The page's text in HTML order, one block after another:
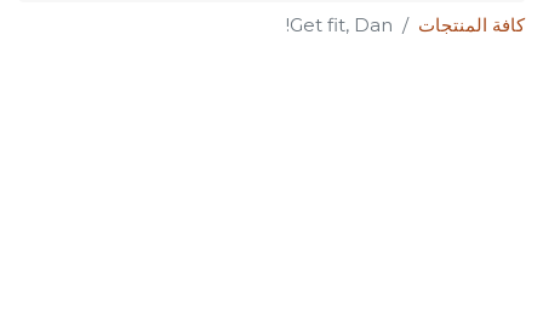
كافة المنتجات Get fit, Dan!